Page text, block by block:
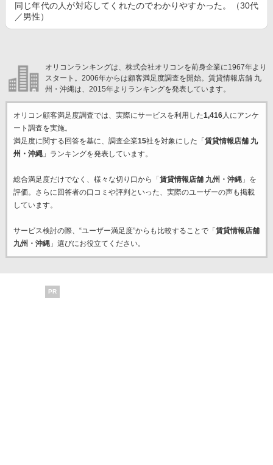
同じ年代の人が対応してくれたのでわかりやすかった。（30代
／男性）
オリコンランキングは、株式会社オリコンを前身企業に1967年より
スタート。2006年からは顧客満足度調査を開始。賃貸情報店舗 九
州・沖縄は、2015年よりランキングを発表しています。
オリコン顧客満足度調査では、実際にサービスを利用した1,416人にアンケ
ート調査を実施。
満足度に関する回答を基に、調査企業15社を対象にした「 賃貸情報店舗 九
州・沖縄」ランキングを発表しています。
総合満足度だけでなく、様々な切り口から「 賃貸情報店舗 九州・沖縄」を
評価。さらに回答者の口コミや評判といった、実際のユーザーの声も掲載
しています。
サービス検討の際、“ユーザー満足度”からも比較することで「 賃貸情報店舗
九州・沖縄」選びにお役立てください。
PR